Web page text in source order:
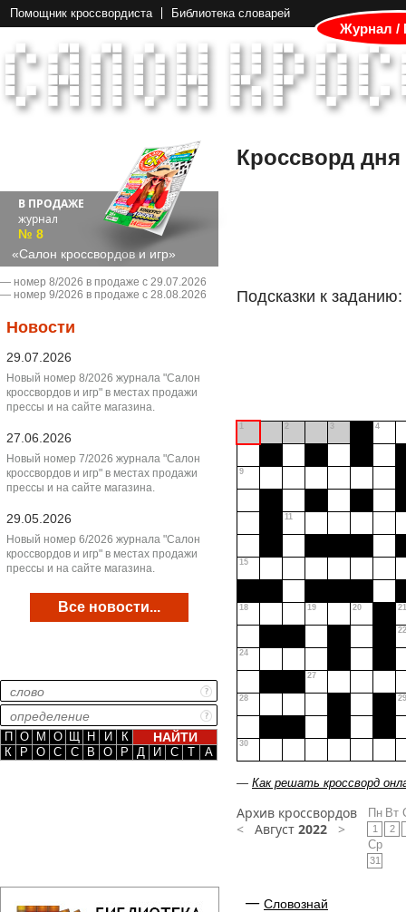
Помощник кроссвордиста Библиотека словарей
Журнал /
В ПРОДАЖЕ
журнал
№ 8
«Салон кроссвордов и игр»
― номер 8/2026 в продаже с 29.07.2026
― номер 9/2026 в продаже с 28.08.2026
Новости
29.07.2026
Новый номер 8/2026 журнала "Салон
кроссвордов и игр" в местах продажи
прессы и на сайте магазина.
27.06.2026
Новый номер 7/2026 журнала "Салон
кроссвордов и игр" в местах продажи
прессы и на сайте магазина.
29.05.2026
Новый номер 6/2026 журнала "Салон
кроссвордов и игр" в местах продажи
прессы и на сайте магазина.
Все новости...
П О М О Щ Н И
К
К
Р О С С В О Р Д И С Т А
Кроссворд дня
Подсказки к заданию:
1 2 3 4
9
11
15
18 19 20 21
22
24
27
28 29
30
— Как решать кроссворд
Архив кроссвордов
< Август 2022 >
Пн
1
Вт
2
Ср
31
Словознай